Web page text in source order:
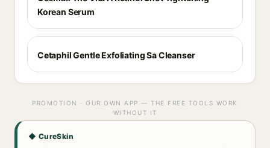
Korean Serum
Cetaphil Gentle Exfoliating Sa Cleanser
PROMOTION · OUR OWN APP — THE FREE TOOLS WORK
WITHOUT IT
◆ CureSkin